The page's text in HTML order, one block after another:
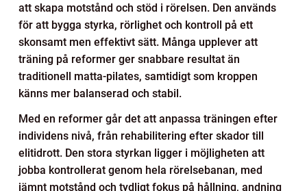
att skapa motstånd och stöd i rörelsen. Den används
för att bygga styrka, rörlighet och kontroll på ett
skonsamt men effektivt sätt. Många upplever att
träning på reformer ger snabbare resultat än
traditionell matta-pilates, samtidigt som kroppen
känns mer balanserad och stabil.
Med en reformer går det att anpassa träningen efter
individens nivå, från rehabilitering efter skador till
elitidrott. Den stora styrkan ligger i möjligheten att
jobba kontrollerat genom hela rörelsebanan, med
jämnt motstånd och tydligt fokus på hållning, andning